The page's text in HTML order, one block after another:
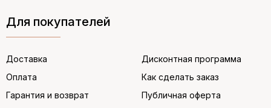
Для покупателей
Доставка
Оплата
Гарантия и возврат
Дисконтная программа
Как сделать заказ
Публичная оферта